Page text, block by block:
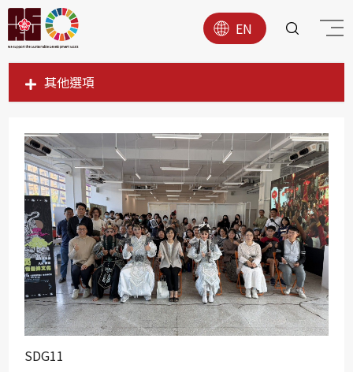
EN
其他選項
SDG1
SDG3
SDG4
SDG5
SDG6
SDG7
SDG8
SDG9
SDG11